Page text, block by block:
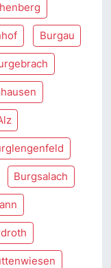
Burgau
Burgsalach